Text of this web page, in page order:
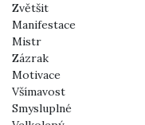
Zvětšit
Manifestace
Mistr
Zázrak
Motivace
Všímavost
Smysluplné